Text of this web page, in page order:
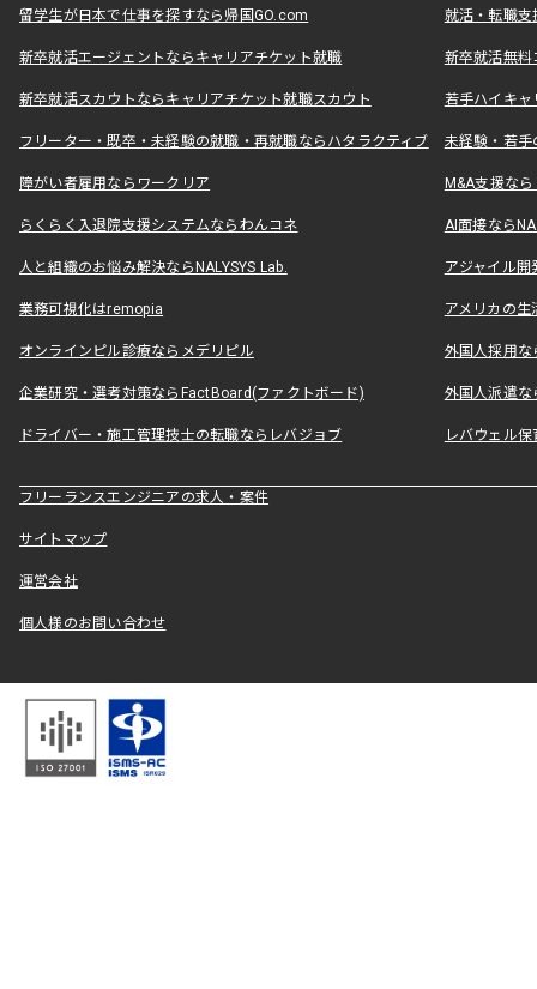
留学生が日本で仕事を探すなら帰国GO.com 就活・転職
新卒就活エージェントならキャリアチケット就職 新卒就活無料
新卒就活スカウトならキャリアチケット就職スカウト 若手ハイキ
フリーター・既卒・未経験の就職・再就職ならハタラクティブ 未経験・若手
障がい者雇用ならワークリア M&A支援な
らくらく入退院支援システムならわんコネ AI面接なら
人と組織のお悩み解決ならNALYSYS Lab. アジャイル
業務可視化はremopia アメリカの
オンラインピル診療ならメデリピル 外国人採用
企業研究・選考対策ならFactBoard(ファクトボード) 外国人派遣な
ドライバー・施工管理技士の転職ならレバジョブ レバウェル
フリーランスエンジニアの求人・案件
サイトマップ
運営会社
個人様のお問い合わせ